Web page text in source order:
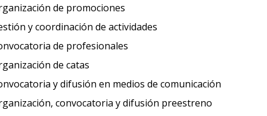
de promociones
y coordinación de actividades
de profesionales
de catas
y difusión en medios de comunicación
convocatoria y difusión preestreno